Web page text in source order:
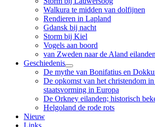
Walkura te midden van dolfijnen
Rendieren in Lapland
Gdansk bij nacht
Storm bij Kiel
Vogels aan boord
van Zweden naar de Aland eilanden
Geschiedenis
De mythe van Bonifatius en
De opkomst van het christendom
staatsvorming in Europa
De Orkney eilanden; historisch
Helgoland de rode rots
Nieuw
Links